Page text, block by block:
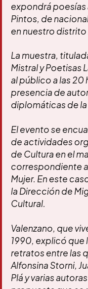
expondrá poesías
Pintos, de
en nuestro distrito
La muestra,
Mistral y Poetisas
al público a las 20
presencia de
diplomáticas de
El evento se
de actividades
de Cultura en el
correspondiente
Mujer. En este
la Dirección de
Cultural.
Valenzano, que
1990, explicó que
retratos entre las
Alfonsina Storni,
Plá y varias